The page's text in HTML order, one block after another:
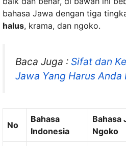
bahasa Jawa dengan tiga
halus, krama, dan ngoko.
Baca Juga : Sifat dan
Jawa Yang Harus Anda
No
Bahasa
Indonesia
Bahasa
Ngoko